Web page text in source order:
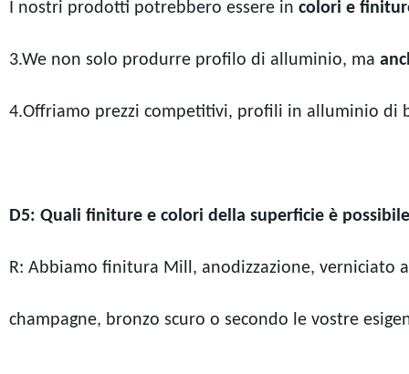
I nostri prodotti potrebbero essere in colori e
3.We non solo produrre profilo di alluminio, ma
4.Offriamo prezzi competitivi, profili in alluminio di
D5: Quali finiture e colori della superficie è
R: Abbiamo finitura Mill, anodizzazione, verniciato
champagne, bronzo scuro o secondo le vostre